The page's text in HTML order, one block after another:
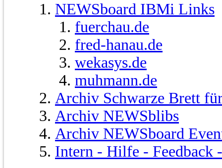
NEWSboard IBMi Links
fuerchau.de
fred-hanau.de
wekasys.de
muhmann.de
Archiv Schwarze Brett
Archiv NEWSblibs
Archiv NEWSboard
Intern - Hilfe - Feedback